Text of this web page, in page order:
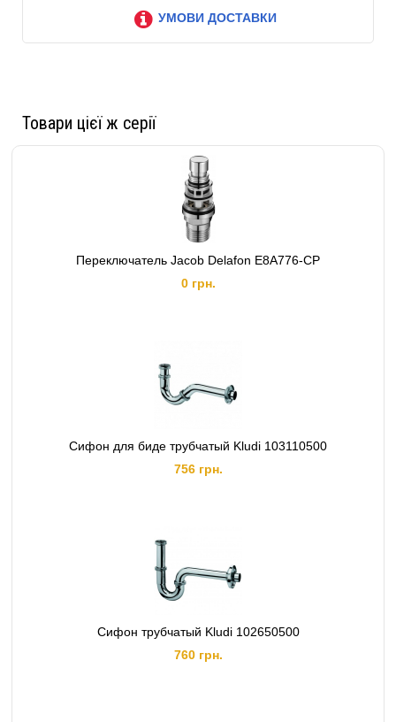
УМОВИ ДОСТАВКИ
Товари цієї ж серії
Переключатель Jacob Delafon E8A776-CP
0 грн.
Сифон для биде трубчатый Kludi 103110500
756 грн.
Сифон трубчатый Kludi 102650500
760 грн.